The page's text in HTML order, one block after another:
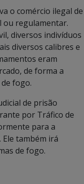
o comércio ilegal de
ou regulamentar.
diversos indivíduos
diversos calibres e
eram
de forma a
fogo.
de prisão
por Tráfico de
para a
Ele também irá
de fogo.